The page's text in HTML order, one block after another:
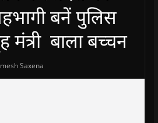
बनें पुलिस
मंत्री बाला बच्चन
Saxena